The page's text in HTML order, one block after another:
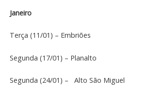
Janeiro
Terça (11/01) – Embriões
Segunda (17/01) – Planalto
Segunda (24/01) – Alto São Miguel